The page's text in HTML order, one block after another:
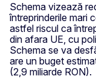
Schema vizează
întreprinderile mari
astfel riscul ca
din afara UE, cu
Schema se va
are un buget
(2,9 miliarde RON).